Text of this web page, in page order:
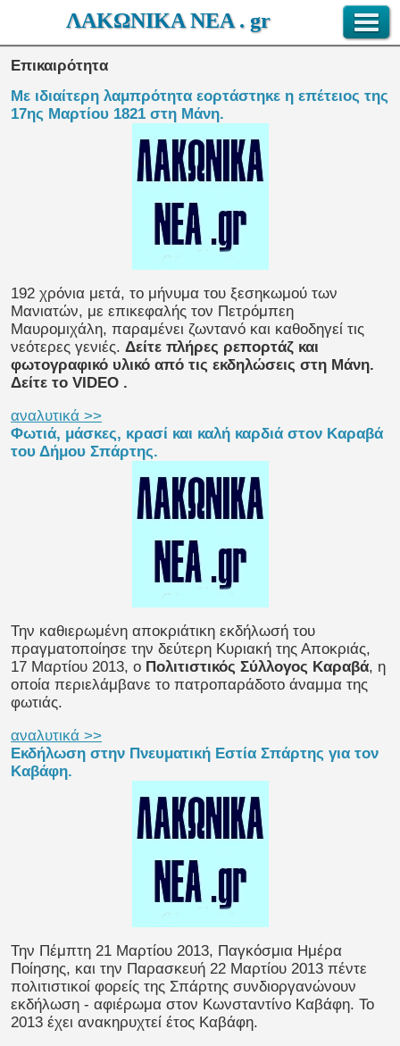
ΛΑΚΩΝΙΚΑ ΝΕΑ . gr
Επικαιρότητα
Με ιδιαίτερη λαμπρότητα εορτάστηκε η επέτειος της
17ης Μαρτίου 1821 στη Μάνη.
192 χρόνια μετά, το μήνυμα του ξεσηκωμού των
Μανιατών, με επικεφαλής τον Πετρόμπεη
Μαυρομιχάλη, παραμένει ζωντανό και καθοδηγεί τις
νεότερες γενιές. Δείτε πλήρες ρεπορτάζ και
φωτογραφικό υλικό από τις εκδηλώσεις στη Μάνη.
Δείτε το VIDEO .
αναλυτικά >>
Φωτιά, μάσκες, κρασί και καλή καρδιά στον Καραβά
του Δήμου Σπάρτης.
Την καθιερωμένη αποκριάτικη εκδήλωσή του
πραγματοποίησε την δεύτερη Κυριακή της Αποκριάς,
17 Μαρτίου 2013, ο Πολιτιστικός Σύλλογος Καραβά, η
οποία περιελάμβανε το πατροπαράδοτο άναμμα της
φωτιάς.
αναλυτικά >>
Εκδήλωση στην Πνευματική Εστία Σπάρτης για τον
Καβάφη.
Την Πέμπτη 21 Μαρτίου 2013, Παγκόσμια Ημέρα
Ποίησης, και την Παρασκευή 22 Μαρτίου 2013 πέντε
πολιτιστικοί φορείς της Σπάρτης συνδιοργανώνουν
εκδήλωση - αφιέρωμα στον Κωνσταντίνο Καβάφη. Το
2013 έχει ανακηρυχτεί έτος Καβάφη.